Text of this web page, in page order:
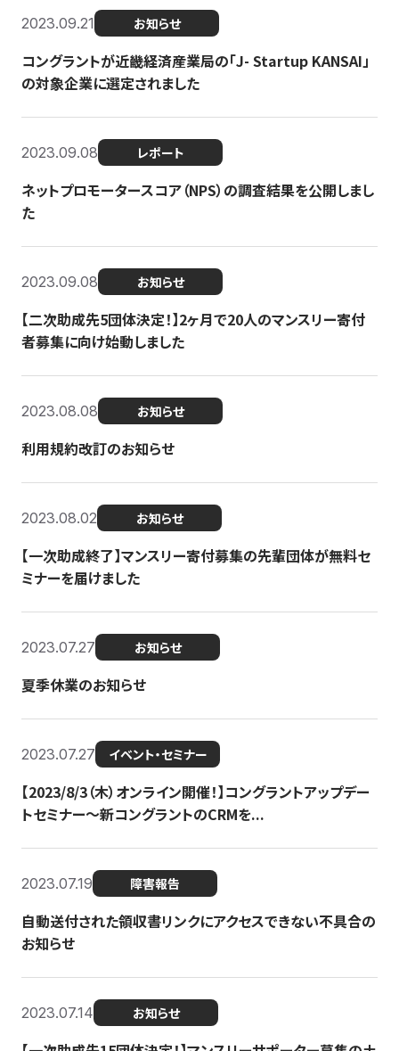
2023.09.21 お知らせ
コングラントが近畿経済産業局の「J- Startup KANSAI」
の対象企業に選定されました
2023.09.08 レポート
ネットプロモータースコア（NPS）の調査結果を公開しまし
た
2023.09.08 お知らせ
【二次助成先5団体決定！】2ヶ月で20人のマンスリー寄付
者募集に向け始動しました
2023.08.08 お知らせ
利用規約改訂のお知らせ
2023.08.02 お知らせ
【一次助成終了】マンスリー寄付募集の先輩団体が無料セ
ミナーを届けました
2023.07.27 お知らせ
夏季休業のお知らせ
2023.07.27 イベント・セミナー
【2023/8/3（木）オンライン開催！】コングラントアップデー
トセミナー〜新コングラントのCRMを...
2023.07.19 障害報告
自動送付された領収書リンクにアクセスできない不具合の
お知らせ
2023.07.14 お知らせ